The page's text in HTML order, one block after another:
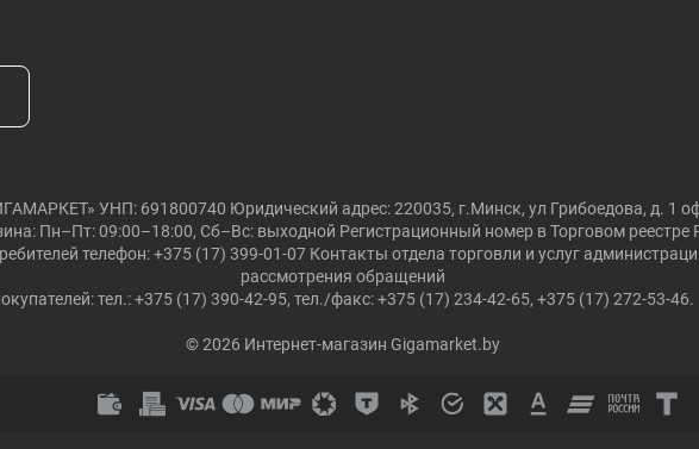
УНП: 691800740 Юридический адрес: 220035, г.Минск, ул Грибоедова, д. 1
Пн–Пт: 09:00–18:00, Сб–Вс: выходной Регистрационный номер в Торговом реестре
телефон: +375 (17) 399-01-07 Контакты отдела торговли и услуг
рассмотрения обращений
тел.: +375 (17) 390-42-95, тел./факс: +375 (17) 234-42-65, +375 (17) 272-53-46.
© 2026 Интернет-магазин Gigamarket.by